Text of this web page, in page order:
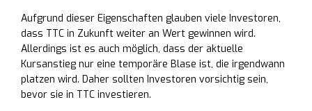
Aufgrund dieser Eigenschaften glauben viele Investoren,
dass TTC in Zukunft weiter an Wert gewinnen wird.
Allerdings ist es auch möglich, dass der aktuelle
Kursanstieg nur eine temporäre Blase ist, die irgendwann
platzen wird. Daher sollten Investoren vorsichtig sein,
bevor sie in TTC investieren.